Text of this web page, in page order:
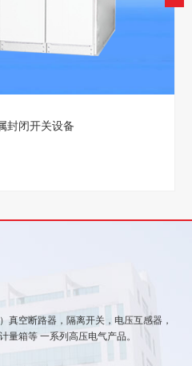
封闭开关设备
真空断路器，隔离开关，电压互感器，
量箱等 一系列高压电气产品。